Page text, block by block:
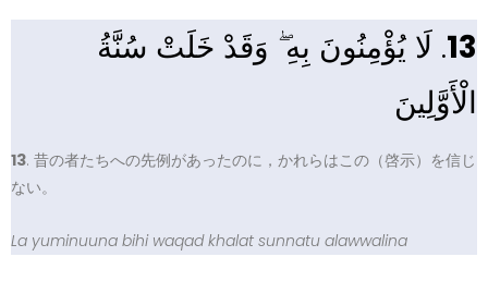
13. لَا يُؤْمِنُونَ بِهِ ۖ وَقَدْ خَلَتْ سُنَّةُ
الْأَوَّلِينَ
13. 昔の者たちへの先例があったのに，かれらはこの（啓示）を信じ
ない。
La yuminuuna bihi waqad khalat sunnatu alawwalina